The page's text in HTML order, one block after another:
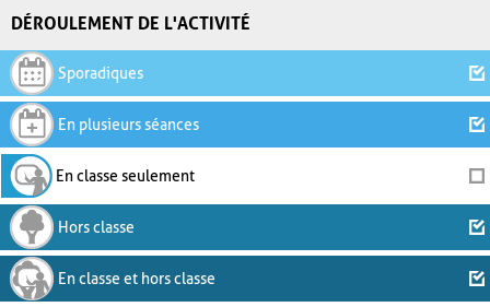
DÉROULEMENT DE L'ACTIVITÉ
Sporadiques
En plusieurs séances
En classe seulement
Hors classe
En classe et hors classe